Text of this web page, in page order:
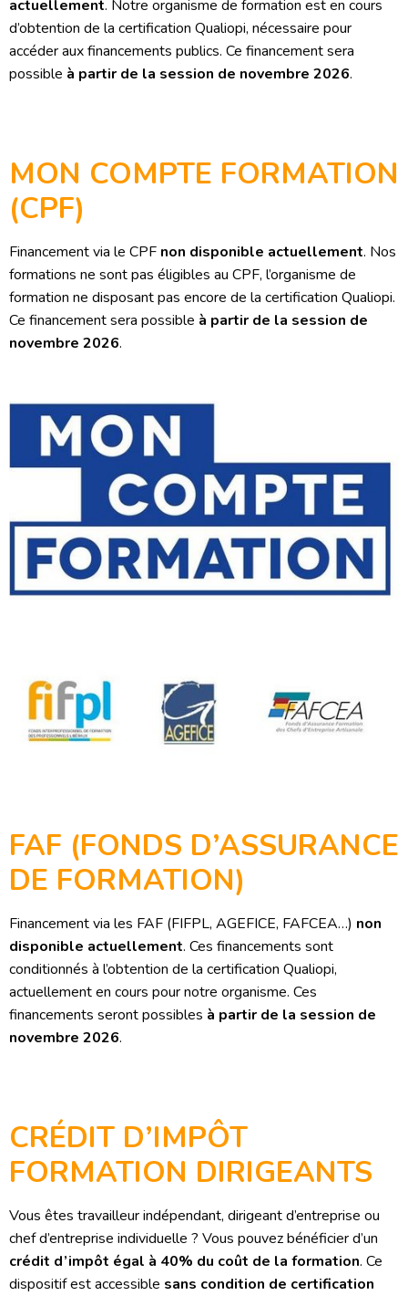
actuellement. Notre organisme de formation est en cours
d’obtention de la certification Qualiopi, nécessaire pour
accéder aux financements publics. Ce financement sera
possible à partir de la session de novembre 2026.
MON COMPTE FORMATION
(CPF)
Financement via le CPF non disponible actuellement. Nos
formations ne sont pas éligibles au CPF, l’organisme de
formation ne disposant pas encore de la certification Qualiopi.
Ce financement sera possible à partir de la session de
novembre 2026.
FAF (FONDS D’ASSURANCE
DE FORMATION)
Financement via les FAF (FIFPL, AGEFICE, FAFCEA…) non
disponible actuellement. Ces financements sont
conditionnés à l’obtention de la certification Qualiopi,
actuellement en cours pour notre organisme. Ces
financements seront possibles à partir de la session de
novembre 2026.
CRÉDIT D’IMPÔT
FORMATION DIRIGEANTS
Vous êtes travailleur indépendant, dirigeant d’entreprise ou
chef d’entreprise individuelle ? Vous pouvez bénéficier d’un
crédit d’impôt égal à 40% du coût de la formation. Ce
dispositif est accessible sans condition de certification